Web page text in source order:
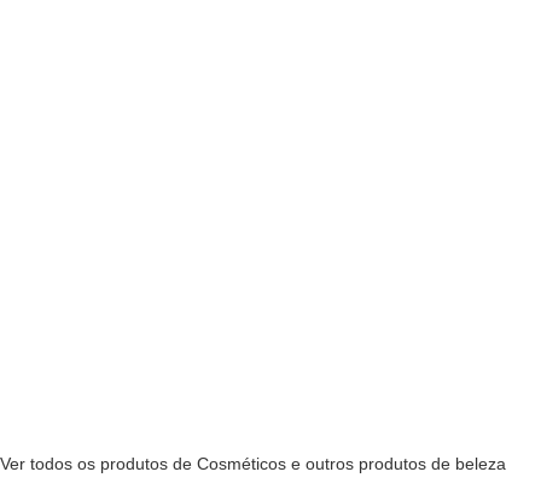
Ver todos os produtos de Cosméticos e outros produtos de beleza